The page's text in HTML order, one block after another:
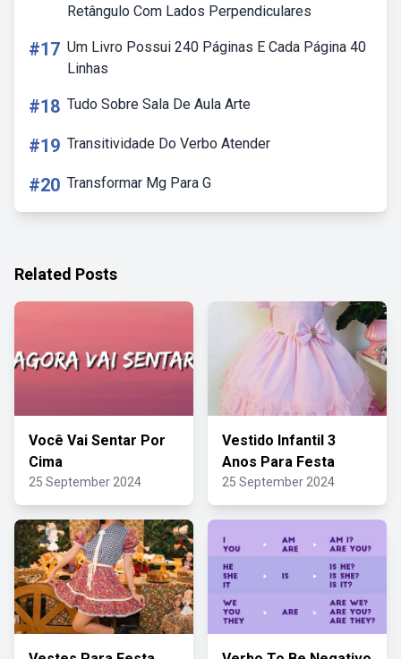
Retângulo Com Lados Perpendiculares
#17 Um Livro Possui 240 Páginas E Cada Página 40
Linhas
#18 Tudo Sobre Sala De Aula Arte
#19 Transitividade Do Verbo Atender
#20 Transformar Mg Para G
Related Posts
Você Vai Sentar Por
Cima
25 September 2024
Vestido Infantil 3
Anos Para Festa
25 September 2024